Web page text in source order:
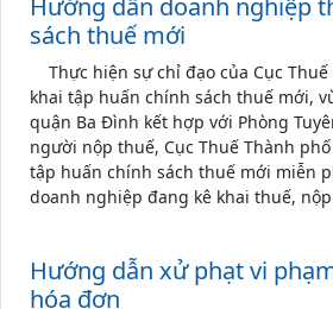
Hướng dẫn doanh nghiệp
sách thuế mới
Thực hiện sự chỉ đạo của Cục Thuế
khai tập huấn chính sách thuế mới,
quận Ba Đình kết hợp với Phòng
người nộp thuế, Cục Thuế Thành
tập huấn chính sách thuế mới miễn
doanh nghiệp đang kê khai thuế,
Hướng dẫn xử phạt vi
hóa đơn